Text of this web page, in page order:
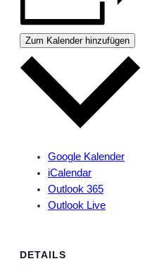
Zum Kalender hinzufügen
Google Kalender
iCalendar
Outlook 365
Outlook Live
DETAILS